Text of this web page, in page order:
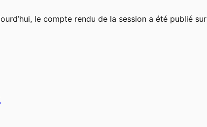
le compte rendu de la session a été publié sur